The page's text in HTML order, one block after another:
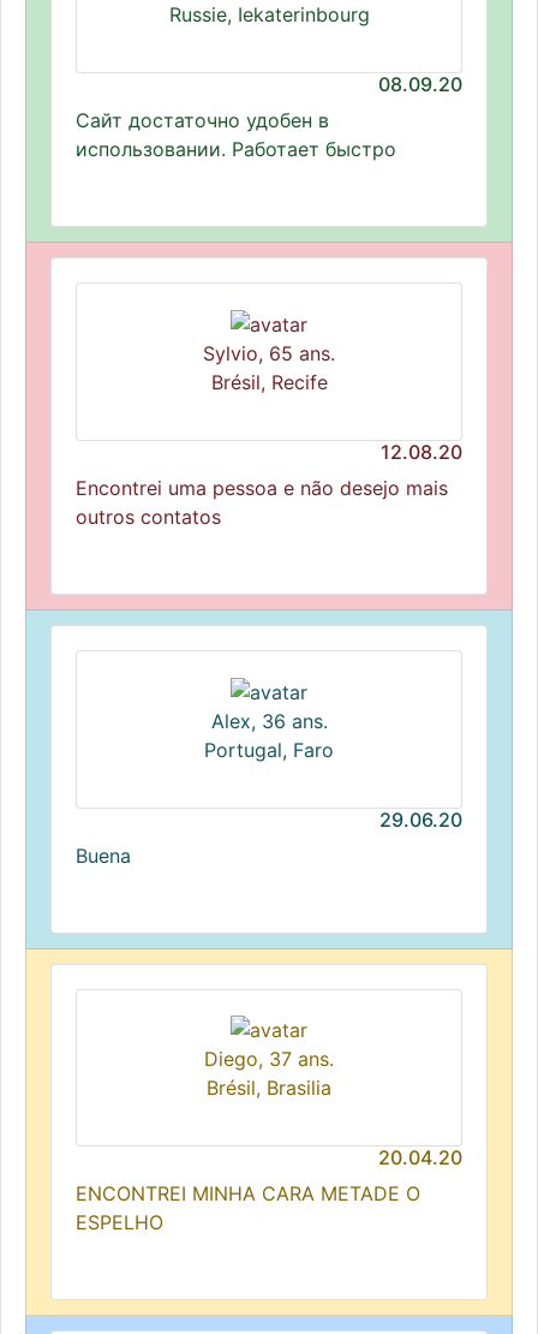
Russie, Iekaterinbourg
08.09.20
Сайт достаточно удобен в
использовании. Работает быстро
Sylvio, 65 ans.
Brésil, Recife
12.08.20
Encontrei uma pessoa e não desejo mais
outros contatos
Alex, 36 ans.
Portugal, Faro
29.06.20
Buena
Diego, 37 ans.
Brésil, Brasilia
20.04.20
ENCONTREI MINHA CARA METADE O
ESPELHO